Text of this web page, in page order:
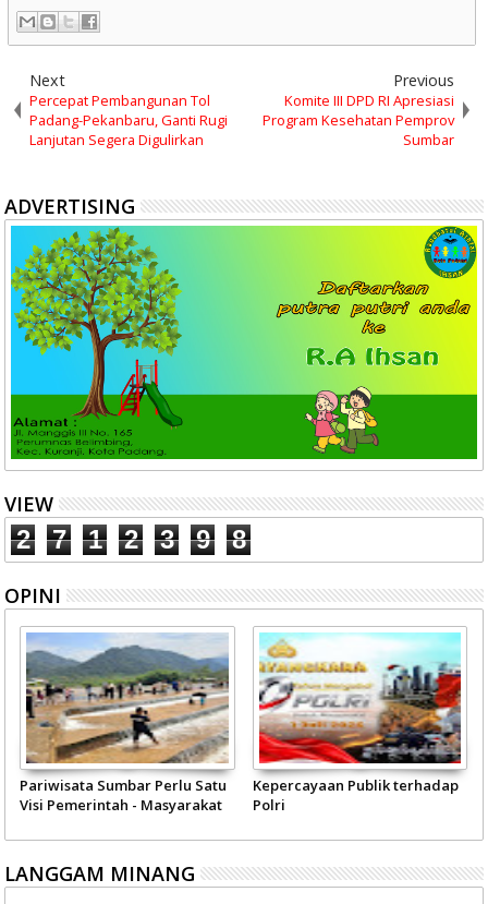
Next
Percepat Pembangunan Tol
Padang-Pekanbaru, Ganti Rugi
Lanjutan Segera Digulirkan
Previous
Komite III DPD RI Apresiasi
Program Kesehatan Pemprov
Sumbar
ADVERTISING
VIEW
2 7 1 2 3 9 8
OPINI
Pariwisata Sumbar Perlu Satu
Visi Pemerintah - Masyarakat
Kepercayaan Publik terhadap
Polri
LANGGAM MINANG